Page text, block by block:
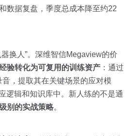
数据复盘，季度总成本降至约22
换人”。深维智信Megaview的价
验转化为可复用的训练资产 ：通过
，提取其在关键场景的应对模
逻辑和知识库中。新人练的不是通
别的实战策略。